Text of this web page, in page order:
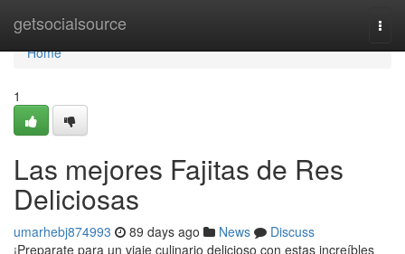
getsocialsource
Home
Home
1
Las mejores Fajitas de Res
Deliciosas
umarhebj874993 89 days ago News
Discuss
¡Preparate para un viaje culinario delicioso con estas increíbles